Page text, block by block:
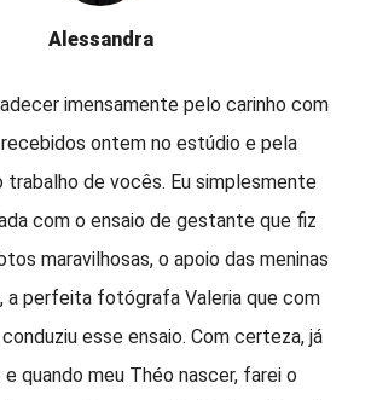
imensamente pelo carinho com
ontem no estúdio e pela
trabalho de vocês. Eu simplesmente
com o ensaio de gestante que fiz
maravilhosas, o apoio das meninas
a perfeita fotógrafa Valeria que com
esse ensaio. Com certeza, já
quando meu Théo nascer, farei o
Alessandra